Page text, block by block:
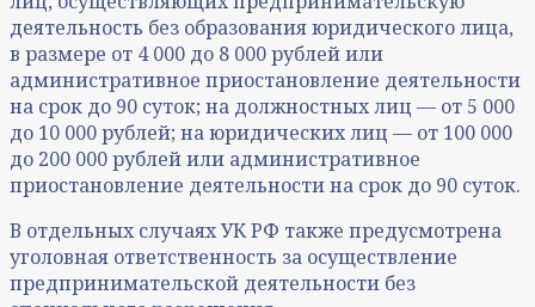
деятельность без образования юридического лица,
в размере от 4 000 до 8 000 рублей или
административное приостановление деятельности
на срок до 90 суток; на должностных лиц — от 5 000
до 10 000 рублей; на юридических лиц — от 100 000
до 200 000 рублей или административное
приостановление деятельности на срок до 90 суток.
В отдельных случаях УК РФ также предусмотрена
уголовная ответственность за осуществление
предпринимательской деятельности без